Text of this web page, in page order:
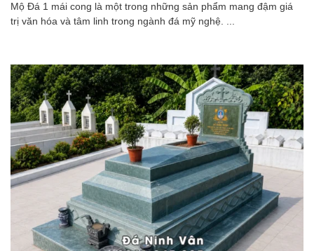
Mộ Đá 1 mái cong là một trong những sản phẩm mang đậm giá
trị văn hóa và tâm linh trong ngành đá mỹ nghệ. ...